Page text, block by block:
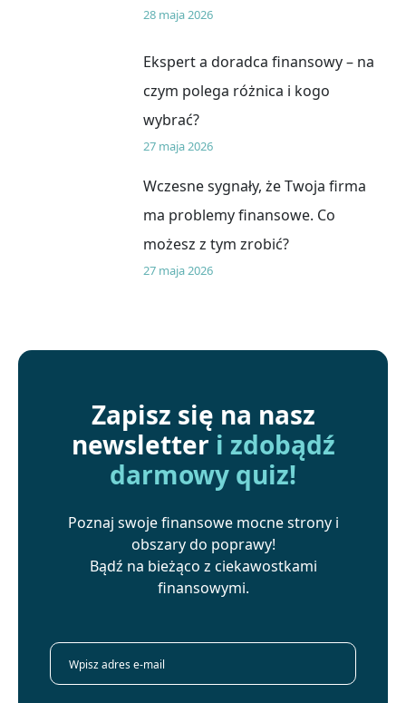
28 maja 2026
Ekspert a doradca finansowy – na
czym polega różnica i kogo
wybrać?
27 maja 2026
Wczesne sygnały, że Twoja firma
ma problemy finansowe. Co
możesz z tym zrobić?
27 maja 2026
Zapisz się na nasz
newsletter i zdobądź
darmowy quiz!
Poznaj swoje finansowe mocne strony i
obszary do poprawy!
Bądź na bieżąco z ciekawostkami
finansowymi.